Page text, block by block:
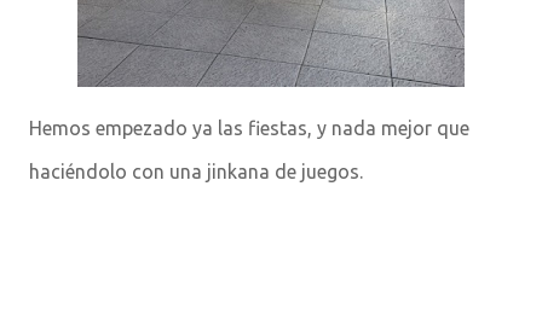
Hemos empezado ya las fiestas, y nada mejor que
haciéndolo con una jinkana de juegos.